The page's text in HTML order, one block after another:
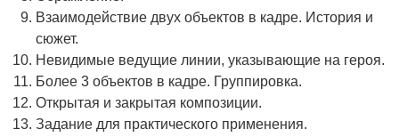
Взаимодействие двух объектов в кадре. История и
сюжет.
Невидимые ведущие линии, указывающие на героя.
Более 3 объектов в кадре. Группировка.
Открытая и закрытая композиции.
Задание для практического применения.